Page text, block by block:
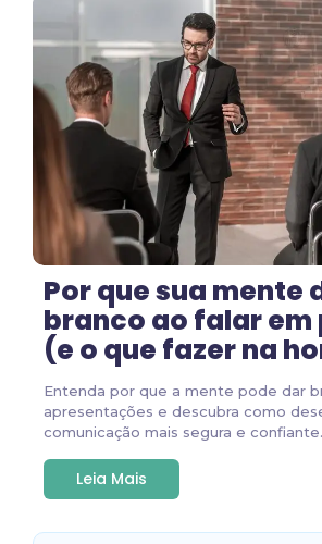
Por que sua mente
branco ao falar em
(e o que fazer na
Entenda por que a mente pode dar
apresentações e descubra como
comunicação mais segura e confiante.
Leia Mais